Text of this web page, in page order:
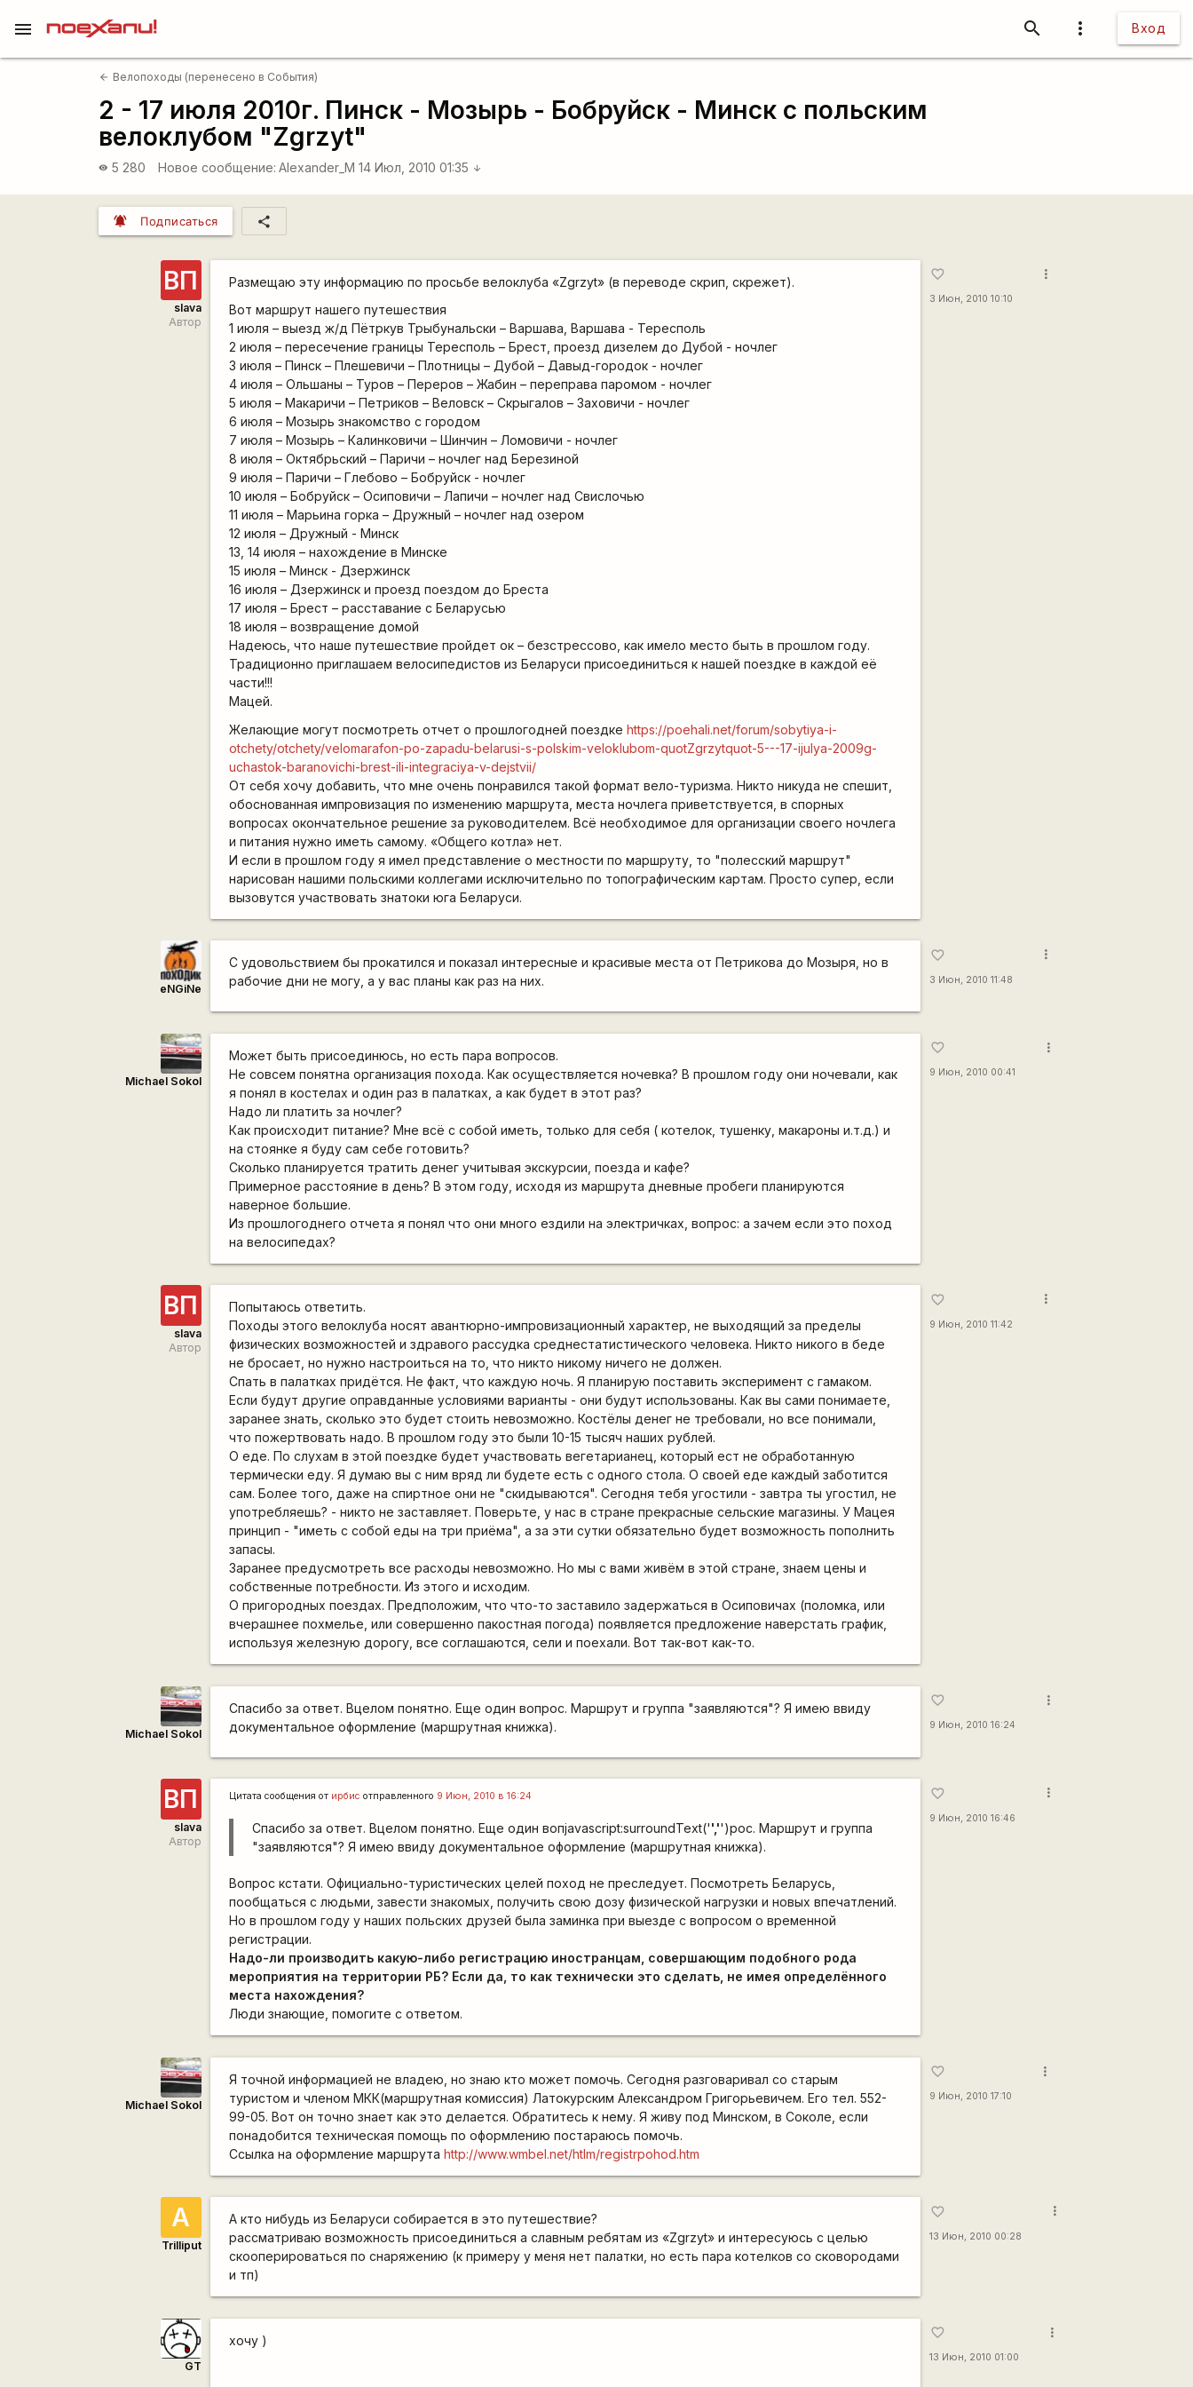
more_vert Вход
search
menu
arrow_back Велопоходы (перенесено в События)
2 - 17 июля 2010г. Пинск - Мозырь - Бобруйск - Минск с польским
велоклубом "Zgrzyt"
visibility 5 280 Новое сообщение: Alexander_M 14 Июл, 2010 01:35 arrow_downward
notifications_active Подписаться share
ВП
slava
Автор
Размещаю эту информацию по просьбе велоклуба «Zgrzyt» (в переводе скрип, скрежет).
Вот маршрут нашего путешествия
1 июля – выезд ж/д Пётркув Трыбунальски – Варшава, Варшава - Тересполь
2 июля – пересечение границы Тересполь – Брест, проезд дизелем до Дубой - ночлег
3 июля – Пинск – Плешевичи – Плотницы – Дубой – Давыд-городок - ночлег
4 июля – Ольшаны – Туров – Переров – Жабин – переправа паромом - ночлег
5 июля – Макаричи – Петриков – Веловск – Скрыгалов – Заховичи - ночлег
6 июля – Мозырь знакомство с городом
7 июля – Мозырь – Калинковичи – Шинчин – Ломовичи - ночлег
8 июля – Октябрьский – Паричи – ночлег над Березиной
9 июля – Паричи – Глебово – Бобруйск - ночлег
10 июля – Бобруйск – Осиповичи – Лапичи – ночлег над Свислочью
11 июля – Марьина горка – Дружный – ночлег над озером
12 июля – Дружный - Минск
13, 14 июля – нахождение в Минске
15 июля – Минск - Дзержинск
16 июля – Дзержинск и проезд поездом до Бреста
17 июля – Брест – расставание с Беларусью
18 июля – возвращение домой
Надеюсь, что наше путешествие пройдет ок – безстрессово, как имело место быть в прошлом году.
Традиционно приглашаем велосипедистов из Беларуси присоединиться к нашей поездке в каждой её
части!!!
Мацей.
Желающие могут посмотреть отчет о прошлогодней поездкеhttps://poehali.net/forum/sobytiya-i-
otchety/otchety/velomarafon-po-zapadu-belarusi-s-polskim-veloklubom-quotZgrzytquot-5---17-ijulya-2009g-
uchastok-baranovichi-brest-ili-integraciya-v-dejstvii/
От себя хочу добавить, что мне очень понравился такой формат вело-туризма. Никто никуда не спешит,
обоснованная импровизация по изменению маршрута, места ночлега приветствуется, в спорных
вопросах окончательное решение за руководителем. Всё необходимое для организации своего ночлега
и питания нужно иметь самому. «Общего котла» нет.
И если в прошлом году я имел представление о местности по маршруту, то "полесский маршрут"
нарисован нашими польскими коллегами исключительно по топографическим картам. Просто супер, если
вызовутся участвовать знатоки юга Беларуси.
favorite_border
3 Июн, 2010 10:10
more_vert
eNGiNe
С удовольствием бы прокатился и показал интересные и красивые места от Петрикова до Мозыря, но в
рабочие дни не могу, а у вас планы как раз на них.
favorite_border
3 Июн, 2010 11:48
more_vert
Michael Sokol
Может быть присоединюсь, но есть пара вопросов.
Не совсем понятна организация похода. Как осуществляется ночевка? В прошлом году они ночевали, как
я понял в костелах и один раз в палатках, а как будет в этот раз?
Надо ли платить за ночлег?
Как происходит питание? Мне всё с собой иметь, только для себя ( котелок, тушенку, макароны и.т.д.) и
на стоянке я буду сам себе готовить?
Сколько планируется тратить денег учитывая экскурсии, поезда и кафе?
Примерное расстояние в день? В этом году, исходя из маршрута дневные пробеги планируются
наверное большие.
Из прошлогоднего отчета я понял что они много ездили на электричках, вопрос: а зачем если это поход
на велосипедах?
favorite_border
9 Июн, 2010 00:41
more_vert
ВП
slava
Автор
Попытаюсь ответить.
Походы этого велоклуба носят авантюрно-импровизационный характер, не выходящий за пределы
физических возможностей и здравого рассудка среднестатистического человека. Никто никого в беде
не бросает, но нужно настроиться на то, что никто никому ничего не должен.
Спать в палатках придётся. Не факт, что каждую ночь. Я планирую поставить эксперимент с гамаком.
Если будут другие оправданные условиями варианты - они будут использованы. Как вы сами понимаете,
заранее знать, сколько это будет стоить невозможно. Костёлы денег не требовали, но все понимали,
что пожертвовать надо. В прошлом году это были 10-15 тысяч наших рублей.
О еде. По слухам в этой поездке будет участвовать вегетарианец, который ест не обработанную
термически еду. Я думаю вы с ним вряд ли будете есть с одного стола. О своей еде каждый заботится
сам. Более того, даже на спиртное они не "скидываются". Сегодня тебя угостили - завтра ты угостил, не
употребляешь? - никто не заставляет. Поверьте, у нас в стране прекрасные сельские магазины. У Мацея
принцип - "иметь с собой еды на три приёма", а за эти сутки обязательно будет возможность пополнить
запасы.
Заранее предусмотреть все расходы невозможно. Но мы с вами живём в этой стране, знаем цены и
собственные потребности. Из этого и исходим.
О пригородных поездах. Предположим, что что-то заставило задержаться в Осиповичах (поломка, или
вчерашнее похмелье, или совершенно пакостная погода) появляется предложение наверстать график,
используя железную дорогу, все соглашаются, сели и поехали. Вот так-вот как-то.
favorite_border
9 Июн, 2010 11:42
more_vert
Michael Sokol
Спасибо за ответ. Вцелом понятно. Еще один вопрос. Маршрут и группа "заявляются"? Я имею ввиду
документальное оформление (маршрутная книжка).
favorite_border
9 Июн, 2010 16:24
more_vert
ВП
slava
Автор
Цитата сообщения от ирбис отправленного 9 Июн, 2010 в 16:24
Спасибо за ответ. Вцелом понятно. Еще один вопjavascript:surroundText('','')рос. Маршрут и группа
"заявляются"? Я имею ввиду документальное оформление (маршрутная книжка).
Вопрос кстати. Официально-туристических целей поход не преследует. Посмотреть Беларусь,
пообщаться с людьми, завести знакомых, получить свою дозу физической нагрузки и новых впечатлений.
Но в прошлом году у наших польских друзей была заминка при выезде с вопросом о временной
регистрации.
Надо-ли производить какую-либо регистрацию иностранцам, совершающим подобного рода
мероприятия на территории РБ? Если да, то как технически это сделать, не имея определённого
места нахождения?
Люди знающие, помогите с ответом.
favorite_border
9 Июн, 2010 16:46
more_vert
Michael Sokol
Я точной информацией не владею, но знаю кто может помочь. Сегодня разговаривал со старым
туристом и членом МКК(маршрутная комиссия) Латокурским Александром Григорьевичем. Его тел. 552-
99-05. Вот он точно знает как это делается. Обратитесь к нему. Я живу под Минском, в Соколе, если
понадобится техническая помощь по оформлению постараюсь помочь.
Ссылка на оформление маршрутаhttp://www.wmbel.net/htlm/registrpohod.htm
favorite_border
9 Июн, 2010 17:10
more_vert
А
Trilliput
А кто нибудь из Беларуси собирается в это путешествие?
рассматриваю возможность присоединиться а славным ребятам из «Zgrzyt» и интересуюсь с целью
скооперироваться по снаряжению (к примеру у меня нет палатки, но есть пара котелков со сковородами
и тп)
favorite_border
13 Июн, 2010 00:28
more_vert
GT
хочу )
favorite_border
13 Июн, 2010 01:00
more_vert